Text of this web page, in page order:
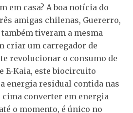
em casa? A boa notícia do
amigas chilenas, Guererro,
tiveram a mesma
criar um carregador de
revolucionar o consumo de
E-Kaia, este biocircuito
energia residual contida nas
converter em energia
o momento, é único no